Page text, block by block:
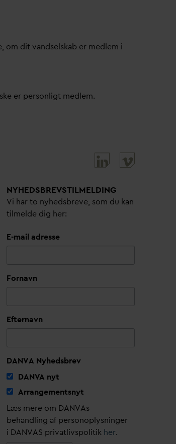
om dit vandselskab er medlem i
er personligt medlem.
NYHEDSBREVS­TILMELDING
Vi har to nyhedsbreve, som du kan
tilmelde dig her:
E-mail adresse
Fornavn
Efternavn
DANVA Nyhedsbrev
DANVA nyt
Arrangementsnyt
Læs mere om DANVAs
behandling af personoplysninger
i DANVAS privatlivspolitik her.